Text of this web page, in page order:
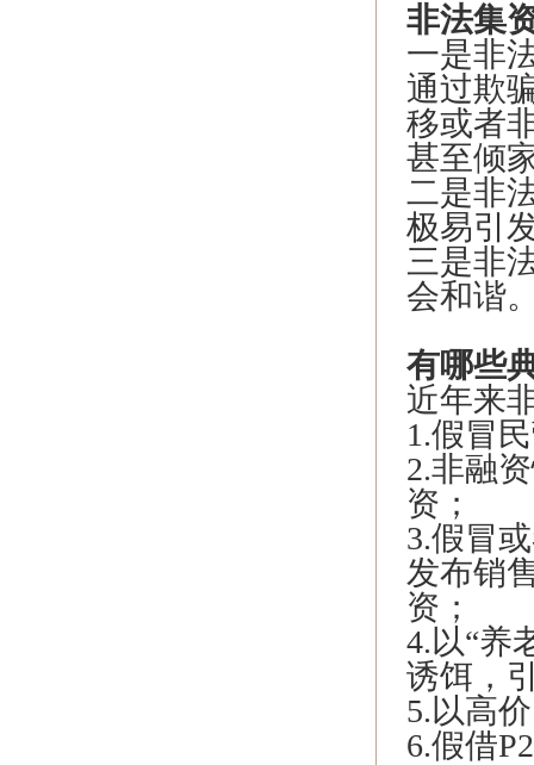
非法集
一是非
通过欺
移或者
甚至倾
二是非
极易引
三是非
会和谐
有哪些
近年来
1.假冒
2.非融
资；
3.假冒
发布销
资；
4.以“养
诱饵，
5.以高
6.假借